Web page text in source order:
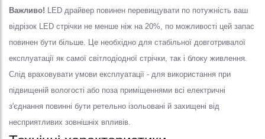
Важливо! LED драйвер повинен перевищувати по потужність ваш
відрізок LED стрічки не менше ніж на 20%, по можливості цей запас
повинен бути більше. Це необхідно для стабільної довготривалої
експлуатації як самої світлодіодної стрічки, так і блоку живлення.
Слід враховувати умови експлуатації - для використання при
підвищеній вологості або поза приміщеннями всі електричні
з'єднання повинні бути ретельно ізольовані й захищені від
несприятливих зовнішніх впливів.